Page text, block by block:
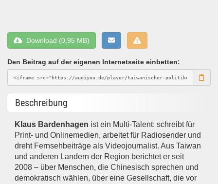
Download (0,95 MB)
Den Beitrag auf der eigenen Internetseite einbetten:
Beschreibung
Klaus Bardenhagen ist ein Multi-Talent: schreibt für
Print- und Onlinemedien, arbeitet für Radiosender und
dreht Fernsehbeiträge als Videojournalist. Aus Taiwan
und anderen Landern der Region berichtet er seit
2008 – über Menschen, die Chinesisch sprechen und
demokratisch wählen, über eine Gesellschaft, die vor